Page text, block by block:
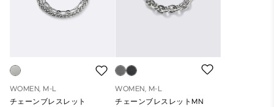
WOMEN, M-L
チェーンブレスレット
WOMEN, M-L
チェーンブレスレットMN